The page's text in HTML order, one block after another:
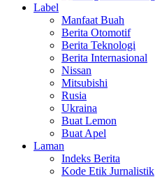
Label
Manfaat Buah
Berita Otomotif
Berita Teknologi
Berita Internasional
Nissan
Mitsubishi
Rusia
Ukraina
Buat Lemon
Buat Apel
Laman
Indeks Berita
Kode Etik Jurnalistik